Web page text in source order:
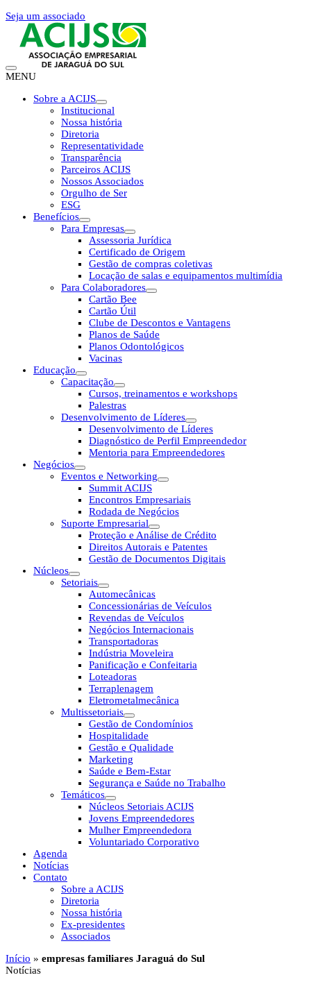
Seja um associado
MENU
Sobre a ACIJS
Institucional
Nossa história
Diretoria
Representatividade
Transparência
Parceiros ACIJS
Nossos Associados
Orgulho de Ser
ESG
Benefícios
Para Empresas
Assessoria Jurídica
Certificado de Origem
Gestão de compras coletivas
Locação de salas e equipamentos multimídia
Para Colaboradores
Cartão Bee
Cartão Útil
Clube de Descontos e Vantagens
Planos de Saúde
Planos Odontológicos
Vacinas
Educação
Capacitação
Cursos, treinamentos e workshops
Palestras
Desenvolvimento de Líderes
Desenvolvimento de Líderes
Diagnóstico de Perfil Empreendedor
Mentoria para Empreendedores
Negócios
Eventos e Networking
Summit ACIJS
Encontros Empresariais
Rodada de Negócios
Suporte Empresarial
Proteção e Análise de Crédito
Direitos Autorais e Patentes
Gestão de Documentos Digitais
Núcleos
Setoriais
Automecânicas
Concessionárias de Veículos
Revendas de Veículos
Negócios Internacionais
Transportadoras
Indústria Moveleira
Panificação e Confeitaria
Loteadoras
Terraplenagem
Eletrometalmecânica
Multissetoriais
Gestão de Condomínios
Hospitalidade
Gestão e Qualidade
Marketing
Saúde e Bem-Estar
Segurança e Saúde no Trabalho
Temáticos
Núcleos Setoriais ACIJS
Jovens Empreendedores
Mulher Empreendedora
Voluntariado Corporativo
Agenda
Notícias
Contato
Sobre a ACIJS
Diretoria
Nossa história
Ex-presidentes
Associados
Início » empresas familiares Jaraguá do Sul
Notícias